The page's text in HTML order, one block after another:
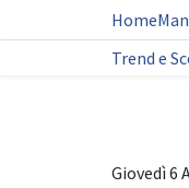
Home
Trend e
Giovedì 6